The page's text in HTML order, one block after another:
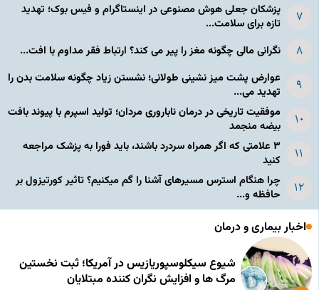
پزشکان جعلی هوش مصنوعی در اینستاگرام و فیس بوک؛ تهدید
تازه برای سلامت...
نگرانی مالی چگونه مغز را پیر می کند؟ ارتباط فقر مداوم با افت...
عوارض پشت میز نشینی طولانی؛ نشستن زیاد چگونه سلامت بدن را
تهدید می...
موفقیت تاریخی در درمان ناباروری مردان؛ تولید اسپرم با پیوند بافت
بیضه منجمد
۳ علامتی که اگر همراه سردرد باشند، باید فورا به پزشک مراجعه
کنید
چرا هنگام استرس مسیرهای آشنا را گم میکنیم؟ تاثیر کورتیزول بر
حافظه و...
اخبار بیماری و درمان
شیوع سیکلوسپوریازیس در آمریکا؛ ثبت نخستین
مرگ ها و افزایش نگران کننده مبتلایان